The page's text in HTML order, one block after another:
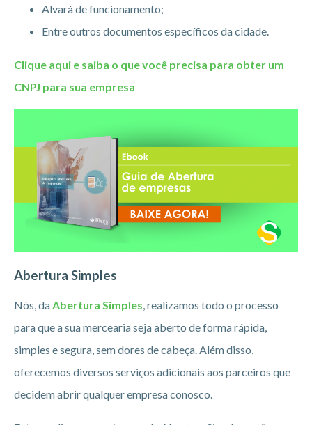
Alvará de funcionamento;
Entre outros documentos específicos da cidade.
Clique aqui e saiba o que você precisa para obter um
CNPJ para sua empresa
Abertura Simples
Nós, da Abertura Simples , realizamos todo o processo
para que a sua mercearia seja aberto de forma rápida,
simples e segura, sem dores de cabeça. Além disso,
oferecemos diversos serviços adicionais aos parceiros que
decidem abrir qualquer empresa conosco.